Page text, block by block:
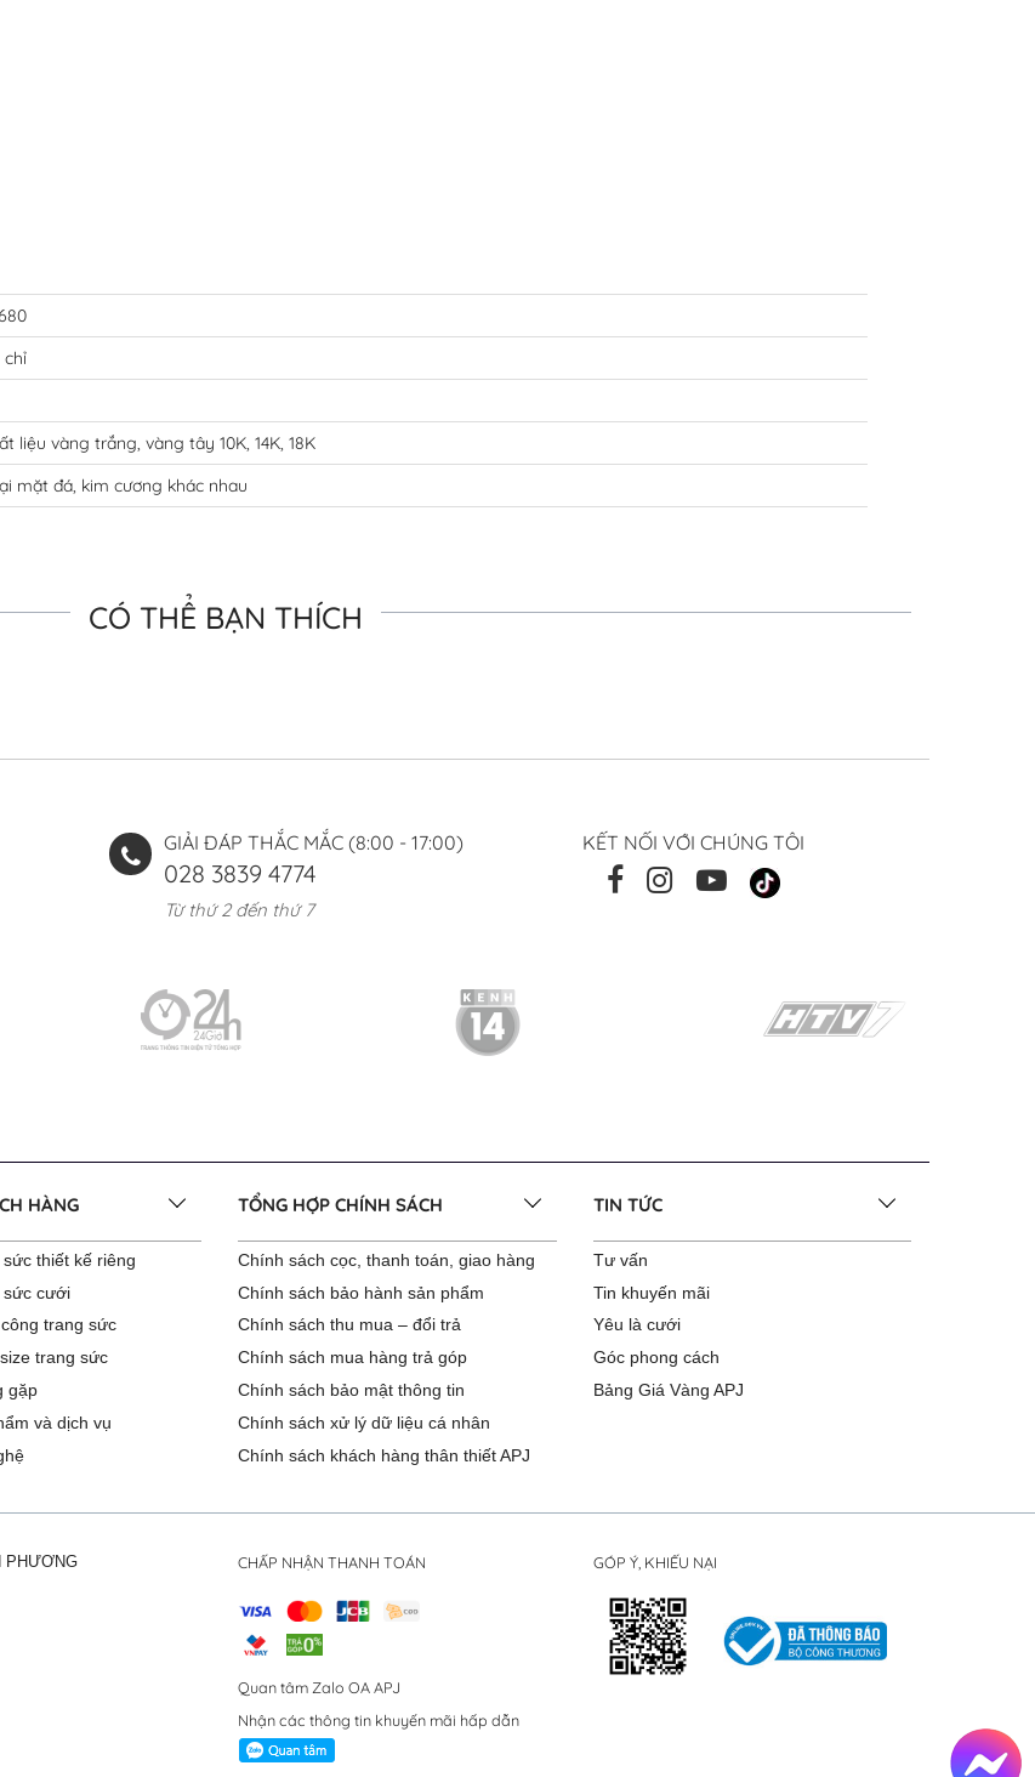
chỉ
liệu vàng trắng, vàng tây 10K, 14K, 18K
mặt đá, kim cương khác nhau
CÓ THỂ BẠN THÍCH
GIẢI ĐÁP THẮC MẮC (8:00 - 17:00)
028 3839 4774
Từ thứ 2 đến thứ 7
KẾT NỐI VỚI CHÚNG TÔI
HÀNG
thiết kế riêng
sức cưới
trang sức
trang sức
gặp
và dịch vụ
TỔNG HỢP CHÍNH SÁCH
Chính sách cọc, thanh toán, giao hàng
Chính sách bảo hành sản phẩm
Chính sách thu mua – đổi trả
Chính sách mua hàng trả góp
Chính sách bảo mật thông tin
Chính sách xử lý dữ liệu cá nhân
Chính sách khách hàng thân thiết APJ
TIN TỨC
Tư vấn
Tin khuyến mãi
Yêu là cưới
Góc phong cách
Bảng Giá Vàng APJ
PHƯƠNG CHẤP NHẬN THANH TOÁN
Quan tâm Zalo OA APJ
Nhận các thông tin khuyến mãi hấp dẫn
GÓP Ý, KHIẾU NẠI